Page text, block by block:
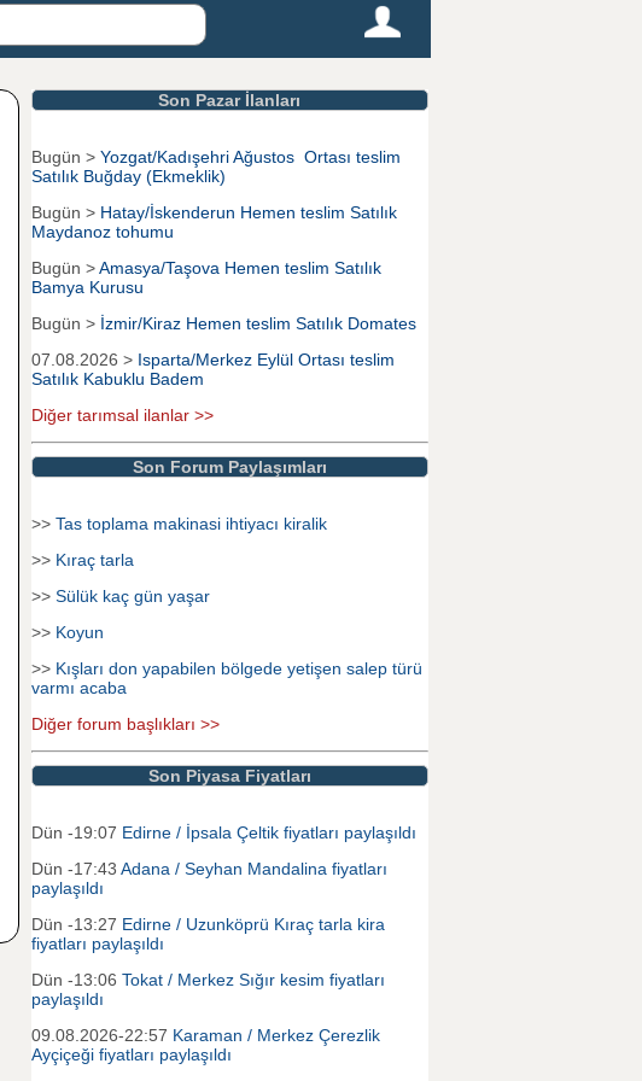
Son Pazar İlanları
Bugün > Yozgat/Kadışehri Ağustos Ortası teslim
Satılık Buğday (Ekmeklik)
Bugün > Hatay/İskenderun Hemen teslim Satılık
Maydanoz tohumu
Bugün >Amasya/Taşova Hemen teslim Satılık
Bamya Kurusu
Bugün > İzmir/Kiraz Hemen teslim Satılık Domates
07.08.2026 > Isparta/Merkez Eylül Ortası teslim
Satılık Kabuklu Badem
Diğer tarımsal ilanlar >>
Son Forum Paylaşımları
>> Tas toplama makinasi ihtiyacı kiralik
>> Kıraç tarla
>> Sülük kaç gün yaşar
>> Koyun
>> Kışları don yapabilen bölgede yetişen salep türü
varmı acaba
Diğer forum başlıkları >>
Son Piyasa Fiyatları
Dün -19:07 Edirne / İpsala Çeltik fiyatları paylaşıldı
Dün -17:43 Adana / Seyhan Mandalina fiyatları
paylaşıldı
Dün -13:27 Edirne / Uzunköprü Kıraç tarla kira
fiyatları paylaşıldı
Dün -13:06 Tokat / Merkez Sığır kesim fiyatları
paylaşıldı
09.08.2026-22:57 Karaman / Merkez Çerezlik
Ayçiçeği fiyatları paylaşıldı